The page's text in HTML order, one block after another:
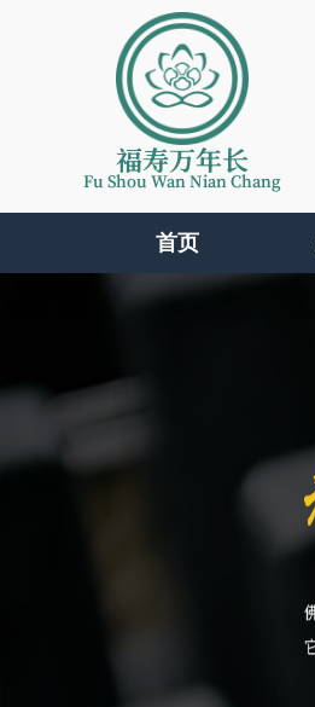
福寿万年长
Fu Shou Wan Nian Chang
首页